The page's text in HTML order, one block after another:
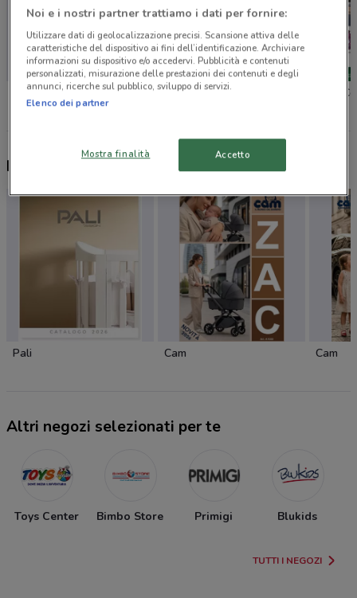
Toys Center Bimbo Store Toys
Nuovi prodotti da provare
Pali Cam Cam
Altri negozi selezionati per te
Toys Center Bimbo Store Primigi Blukids
TUTTI I NEGOZI
Noi e i nostri partner trattiamo i dati per fornire:
Utilizzare dati di geolocalizzazione precisi. Scansione attiva delle
caratteristiche del dispositivo ai fini dell’identificazione. Archiviare
informazioni su dispositivo e/o accedervi. Pubblicità e contenuti
personalizzati, misurazione delle prestazioni dei contenuti e degli
annunci, ricerche sul pubblico, sviluppo di servizi.
Elenco dei partner
Mostra finalità Accetto